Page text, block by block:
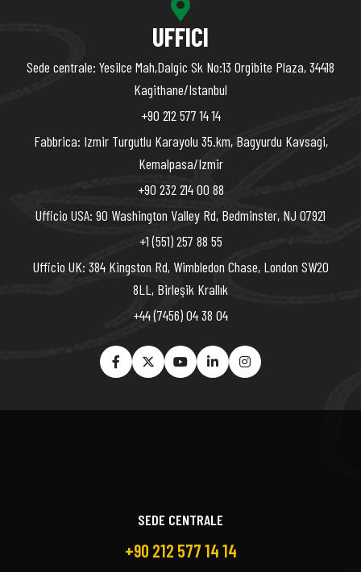
UFFICI
Sede centrale: Yesilce Mah,Dalgic Sk No:13 Orgibite Plaza, 34418
Kagithane/Istanbul
+90 212 577 14 14
Fabbrica: Izmir Turgutlu Karayolu 35.km, Bagyurdu Kavsagi,
Kemalpasa/Izmir
+90 232 214 00 88
Ufficio USA: 90 Washington Valley Rd, Bedminster, NJ 07921
+1 (551) 257 88 55
Ufficio UK: 384 Kingston Rd, Wimbledon Chase, London SW20
8LL, Birleşik Krallık
+44 (7456) 04 38 04
SEDE CENTRALE
+90 212 577 14 14